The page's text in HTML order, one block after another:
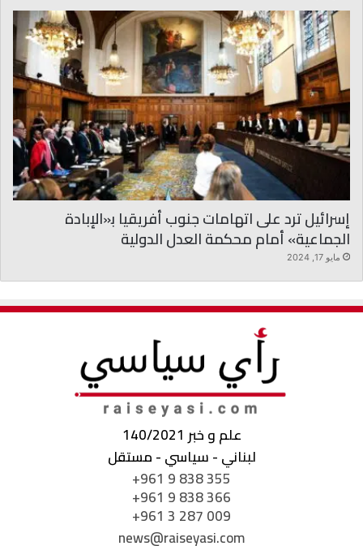
إسرائيل ترد على اتهامات جنوب أفريقيا ﺑ«الإبادة
الجماعية» أمام محكمة العدل الدولية
مايو 17, 2024
علم و خبر 140/2021
لبناني - سياسي - مستقل
+961 9 838 355
+961 9 838 366
+961 3 287 009
news@raiseyasi.com